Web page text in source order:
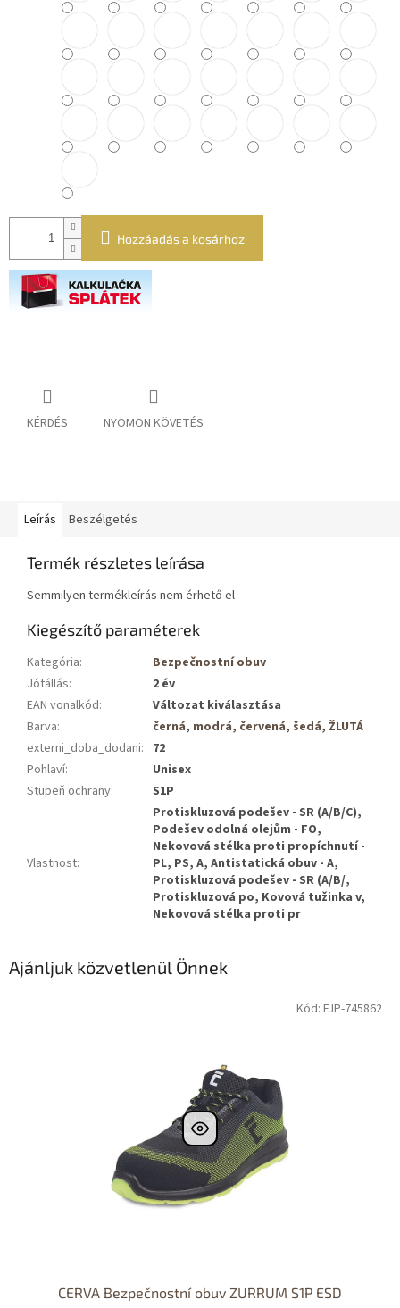
Hozzáadás a kosárhoz
KÉRDÉS NYOMON KÖVETÉS
Leírás Beszélgetés
Termék részletes leírása
Semmilyen termékleírás nem érhető el
Kiegészítő paraméterek
Kategória:
Bezpečnostní obuv
Jótállás:
2 év
EAN vonalkód:
Változat kiválasztása
Barva: černá, modrá, červená, šedá, ŽLUTÁ
externi_doba_dodani: 72
Pohlaví:
Unisex
Stupeň ochrany: S1P
Vlastnost:
Protiskluzová podešev - SR (A/B/C),
Podešev odolná olejům - FO,
Nekovová stélka proti propíchnutí -
PL, PS, A, Antistatická obuv - A,
Protiskluzová podešev - SR (A/B/,
Protiskluzová po, Kovová tužinka v,
Nekovová stélka proti pr
Ajánljuk közvetlenül Önnek
CERVA Bezpečnostní obuv ZURRUM S1P ESD
Kód: FJP-745862